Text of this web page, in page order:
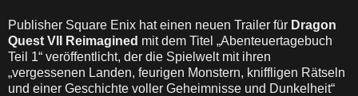
Publisher Square Enix hat einen neuen Trailer für Dragon
Quest VII Reimagined mit dem Titel „Abenteuertagebuch
Teil 1“ veröffentlicht, der die Spielwelt mit ihren
„vergessenen Landen, feurigen Monstern, kniffligen Rätseln
und einer Geschichte voller Geheimnisse und Dunkelheit“